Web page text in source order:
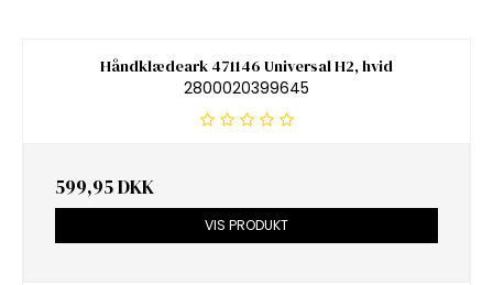
Håndklædeark 471146 Universal H2, hvid
2800020399645
599,95 DKK
VIS PRODUKT